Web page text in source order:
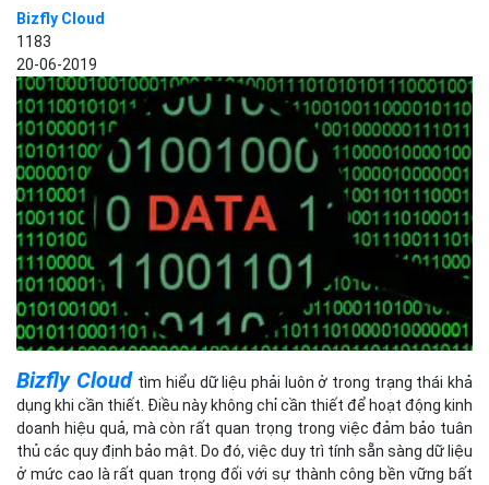
Bizfly Cloud
1183
20-06-2019
Bizfly Cloud tìm hiểu dữ liệu phải luôn ở trong trạng thái khả
dụng khi cần thiết. Điều này không chỉ cần thiết để hoạt động kinh
doanh hiệu quả, mà còn rất quan trọng trong việc đảm bảo tuân
thủ các quy định bảo mật. Do đó, việc duy trì tính sẵn sàng dữ liệu
ở mức cao là rất quan trọng đối với sự thành công bền vững bất